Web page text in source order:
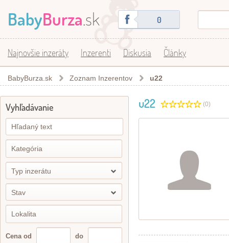
BabyBurza.sk 0
Najnovšie inzeráty Inzerenti Diskusia Články
BabyBurza.sk Zoznam Inzerentov u22
Vyhľadávanie
Typ inzerátu
Stav
Cena od do
u22 (0)